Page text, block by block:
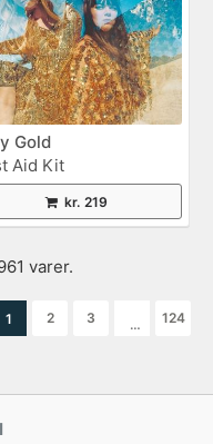
Gold
Aid Kit
kr. 219
varer.
1 2 3 … 124